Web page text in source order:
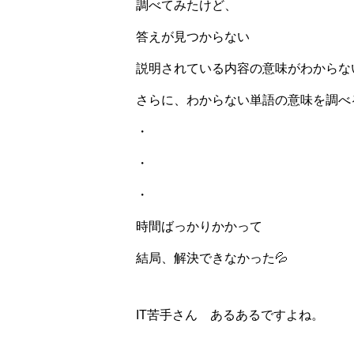
調べてみたけど、
答えが見つからない
説明されている内容の意味がわからな
さらに、わからない単語の意味を調べ
・
・
・
時間ばっかりかかって
結局、解決できなかった💦
IT苦手さん あるあるですよね。